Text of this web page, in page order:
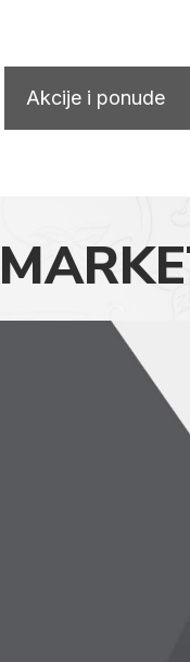
Akcije i ponude